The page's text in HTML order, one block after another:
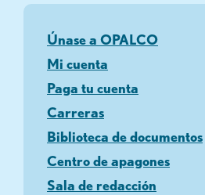
Únase a OPALCO
Mi cuenta
Paga tu cuenta
Carreras
Biblioteca de documentos
Centro de apagones
Sala de redacción